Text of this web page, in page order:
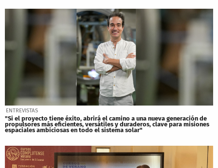
ENTREVISTAS
"Si el proyecto tiene éxito, abrirá el camino a una nueva generación de
propulsores más eficientes, versátiles y duraderos, clave para misiones
espaciales ambiciosas en todo el sistema solar"